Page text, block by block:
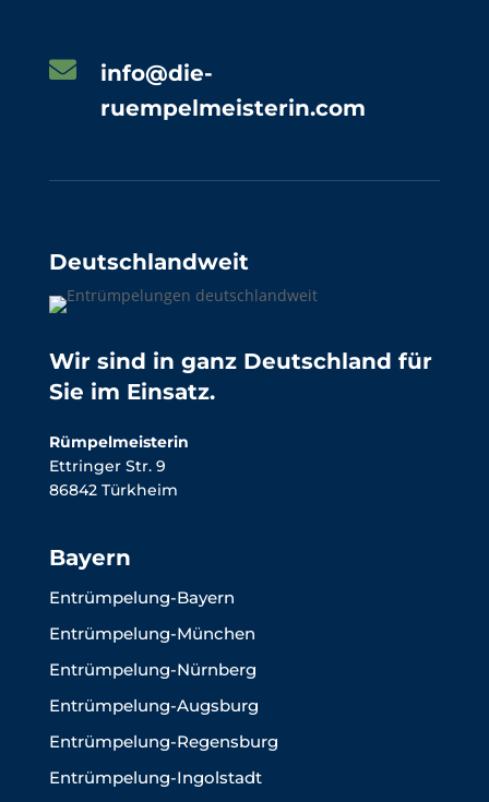

info@die-
ruempelmeisterin.com
Deutschlandweit
Wir sind in ganz Deutschland für
Sie im Einsatz.
Rümpelmeisterin
Ettringer Str. 9
86842 Türkheim
Bayern
Entrümpelung-Bayern
Entrümpelung-München
Entrümpelung-Nürnberg
Entrümpelung-Augsburg
Entrümpelung-Regensburg
Entrümpelung-Ingolstadt